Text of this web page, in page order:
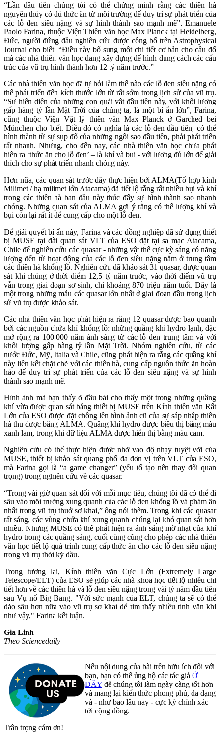
“Lần đầu tiên chúng tôi có thể chứng minh rằng các thiên hà
nguyên thủy có đủ thức ăn từ môi trường để duy trì sự phát triển của
các lỗ đen siêu nặng và sự hình thành sao mạnh mẽ”, Emanuele
Paolo Farina, thuộc Viện Thiên văn học Max Planck tại Heidelberg,
Đức, người đứng đầu nghiên cứu được công bố trên Astrophysical
Journal cho biết. “Điều này bổ sung một chi tiết cơ bản cho câu đố
mà các nhà thiên văn học đang xây dựng để hình dung cách các cấu
trúc của vũ trụ hình thành hơn 12 tỷ năm trước.”
Các nhà thiên văn học đã tự hỏi làm thế nào các lỗ đen siêu nặng có
thể phát triển đến kích thước lớn từ rất sớm trong lịch sử của vũ trụ.
“Sự hiện diện của những con quái vật đầu tiên này, với khối lượng
gấp hàng tỷ lần Mặt Trời của chúng ta, là một bí ẩn lớn”, Farina,
cũng thuộc Viện Vật lý thiên văn Max Planck ở Garched bei
München cho biết. Điều đó có nghĩa là các lỗ đen đầu tiên, có thể
hình thành từ sự sụp đổ của những ngôi sao đầu tiên, phải phát triển
rất nhanh. Nhưng, cho đến nay, các nhà thiên văn học chưa phát
hiện ra ‘thức ăn cho lỗ đen’ – là khí và bụi - với lượng đủ lớn để giải
thích cho sự phát triển nhanh chóng này.
Hơn nữa, các quan sát trước đây thực hiện bởi ALMA(Tổ hợp kính
Milimet / hạ milimet lớn Atacama) đã tiết lộ rằng rất nhiều bụi và khí
trong các thiên hà ban đầu này thúc đẩy sự hình thành sao nhanh
chóng. Những quan sát của ALMA gợi ý rằng có thể lượng khí và
bụi còn lại rất ít để cung cấp cho một lỗ đen.
Để giải quyết bí ẩn này, Farina và các đồng nghiệp đã sử dụng thiết
bị MUSE tại đài quan sát VLT của ESO đặt tại sa mạc Atacama,
Chile để nghiên cứu các quasar - những vật thể cực kỳ sáng có năng
lượng đến từ hoạt động của các lỗ đen siêu nặng nằm ở trung tâm
các thiên hà khổng lồ. Nghiên cứu đã khảo sát 31 quasar, được quan
sát khi chúng ở thời điểm 12,5 tỷ năm trước, vào thời điểm vũ trụ
vẫn trong giai đoạn sơ sinh, chỉ khoảng 870 triệu năm tuổi. Đây là
một trong những mẫu các quasar lớn nhất ở giai đoạn đầu trong lịch
sử vũ trụ được khảo sát.
Các nhà thiên văn học phát hiện ra rằng 12 quasar được bao quanh
bởi các nguồn chứa khí khổng lồ: những quầng khí hydro lạnh, đặc
mở rộng ra 100.000 năm ánh sáng từ các lỗ đen trung tâm và với
khối lượng gấp hàng tỷ lần Mặt Trời. Nhóm nghiên cứu, từ các
nước Đức, Mỹ, Italia và Chile, cũng phát hiện ra rằng các quầng khí
này liên kết chặt chẽ với các thiên hà, cung cấp nguồn thức ăn hoàn
hảo để duy trì sự phát triển của các lỗ đen siêu nặng và sự hình
thành sao mạnh mẽ.
Hình ảnh mà bạn thấy ở đầu bài cho thấy một trong những quầng
khí vừa được quan sát bằng thiết bị MUSE trên Kính thiên văn Rất
Lớn của ESO được đặt chồng lên hình ảnh cũ của sự sáp nhập thiên
hà thu được bằng ALMA. Quầng khí hydro được biểu thị bằng màu
xanh lam, trong khi dữ liệu ALMA được hiển thị bằng màu cam.
Nghiên cứu có thể thực hiện được nhờ vào độ nhạy tuyệt vời của
MUSE, thiết bị khảo sát quang phổ đa đơn vị trên VLT của ESO,
mà Farina gọi là “a game changer” (yếu tố tạo nên thay đổi quan
trọng) trong nghiên cứu về các quasar.
“Trong vài giờ quan sát đối với mỗi mục tiêu, chúng tôi đã có thể đi
sâu vào môi trường xung quanh của các lỗ đen khổng lồ và phàm ăn
nhất trong vũ trụ thuở sơ khai,” ông nói thêm. Trong khi các quasar
rất sáng, các vùng chứa khí xung quanh chúng lại khó quan sát hơn
nhiều. Nhưng MUSE có thể phát hiện ra ánh sáng mờ nhạt của khí
hydro trong các quầng sáng, cuối cùng cũng cho phép các nhà thiên
văn học tiết lộ quá trình cung cấp thức ăn cho các lỗ đen siêu nặng
trong vũ trụ thời kỳ đầu.
Trong tương lai, Kính thiên văn Cực Lớn (Extremely Large
Telescope/ELT) của ESO sẽ giúp các nhà khoa học tiết lộ nhiều chi
tiết hơn về các thiên hà và lỗ đen siêu nặng trong vài tỷ năm đầu tiên
sau Vụ nổ Big Bang. "Với sức mạnh của ELT, chúng ta sẽ có thể
đào sâu hơn nữa vào vũ trụ sơ khai để tìm thấy nhiều tinh vân khí
như vậy," Farina kết luận.
Gia Linh
Theo Sciencedaily
Nếu nội dung của bài trên hữu ích đối với
bạn, bạn có thể ủng hộ các tác giả Ở
ĐÂY để chúng tôi làm ngày càng tốt hơn
và mang lại kiến thức phong phú, đa dạng
và - như bao lâu nay - cực kỳ chính xác
tới cộng đồng.
Trân trọng cám ơn!